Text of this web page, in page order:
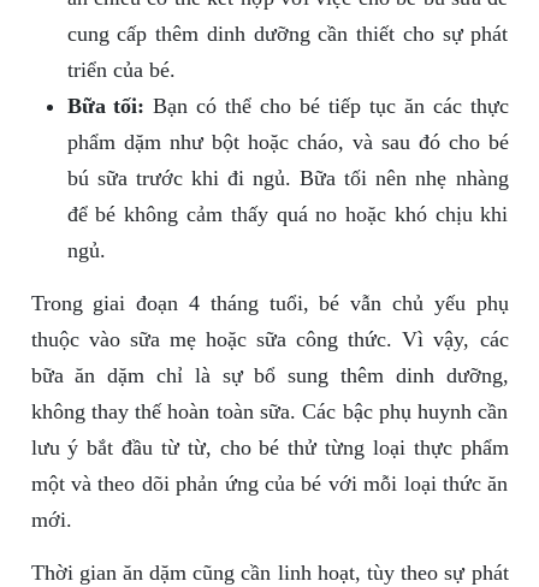
cung cấp thêm dinh dưỡng cần thiết cho sự phát
triển của bé.
Bữa tối: Bạn có thể cho bé tiếp tục ăn các thực
phẩm dặm như bột hoặc cháo, và sau đó cho bé
bú sữa trước khi đi ngủ. Bữa tối nên nhẹ nhàng
để bé không cảm thấy quá no hoặc khó chịu khi
ngủ.
Trong giai đoạn 4 tháng tuổi, bé vẫn chủ yếu phụ
thuộc vào sữa mẹ hoặc sữa công thức. Vì vậy, các
bữa ăn dặm chỉ là sự bổ sung thêm dinh dưỡng,
không thay thế hoàn toàn sữa. Các bậc phụ huynh cần
lưu ý bắt đầu từ từ, cho bé thử từng loại thực phẩm
một và theo dõi phản ứng của bé với mỗi loại thức ăn
mới.
Thời gian ăn dặm cũng cần linh hoạt, tùy theo sự phát